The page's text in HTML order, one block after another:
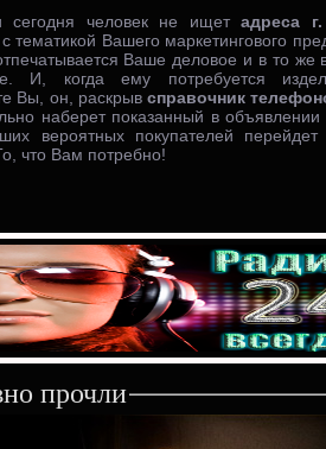
сегодня человек не ищетадреса
тематикой Вашего маркетингового
Ваше деловое и в то
И, когда ему потребуется
Вы, он, раскрыв справочник
наберет показанный в
вероятных покупателей
что Вам потребно!
прочли